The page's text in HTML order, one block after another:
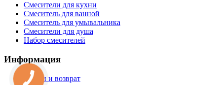
Смесители для кухни
Смеситель для ванной
Смеситель для умывальника
Смесители для душа
Набор смесителей
Информация
Обмен и возврат